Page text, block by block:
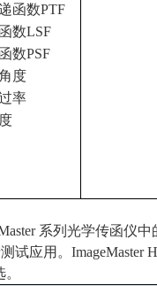
函数PTF
数LSF
数PSF
度
率
系列光学传函仪
试应用。 ImageMaster